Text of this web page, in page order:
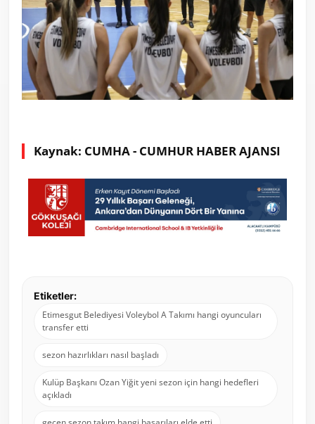
Kaynak: CUMHA - CUMHUR HABER AJANSI
Etiketler:
Etimesgut Belediyesi Voleybol A Takımı hangi oyuncuları
transfer etti
sezon hazırlıkları nasıl başladı
Kulüp Başkanı Ozan Yiğit yeni sezon için hangi hedefleri
açıkladı